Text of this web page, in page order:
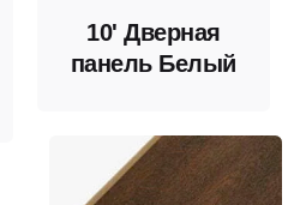
10' Дверная
панель Белый